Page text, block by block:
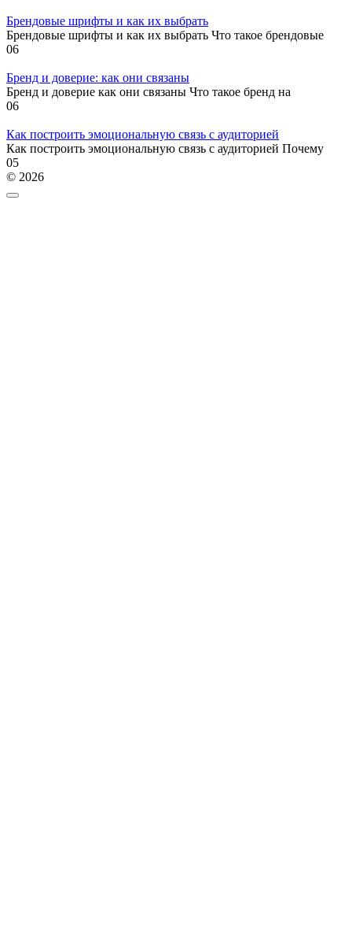
Брендовые шрифты и как их выбрать
Брендовые шрифты и как их выбрать Что такое брендовые
06
Бренд и доверие: как они связаны
Бренд и доверие как они связаны Что такое бренд на
06
Как построить эмоциональную связь с аудиторией
Как построить эмоциональную связь с аудиторией Почему
05
© 2026